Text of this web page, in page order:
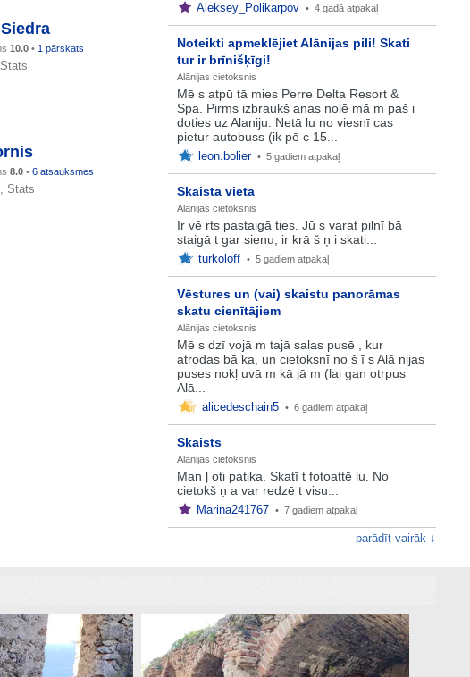
10.0 • 1 pārskats
8.0 • 6 atsauksmes
Stats
Aleksey_Polikarpov • 4 gadā atpakaļ
Noteikti apmeklējiet Alānijas pili! Skati
tur ir brīnišķīgi!
Alānijas cietoksnis
Mē s atpū tā mies Perre Delta Resort &
Spa. Pirms izbraukš anas nolē mā m paš i
doties uz Alaniju. Netā lu no viesnī cas
pietur autobuss (ik pē c 15...
leon.bolier • 5 gadiem atpakaļ
Skaista vieta
Alānijas cietoksnis
Ir vē rts pastaigā ties. Jū s varat pilnī bā
staigā t gar sienu, ir krā š ņ i skati...
turkoloff • 5 gadiem atpakaļ
Vēstures un (vai) skaistu panorāmas
skatu cienītājiem
Alānijas cietoksnis
Mē s dzī vojā m tajā salas pusē , kur
atrodas bā ka, un cietoksnī no š ī s Alā nijas
puses nokļ uvā m kā jā m (lai gan otrpus
Alā...
alicedeschain5 • 6 gadiem atpakaļ
Skaists
Alānijas cietoksnis
Man ļ oti patika. Skatī t fotoattē lu. No
cietokš ņ a var redzē t visu...
Marina241767 • 7 gadiem atpakaļ
parādīt vairāk ↓